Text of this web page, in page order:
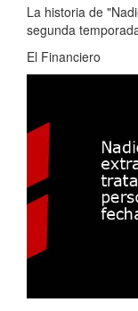
La historia de
segunda
El Financiero